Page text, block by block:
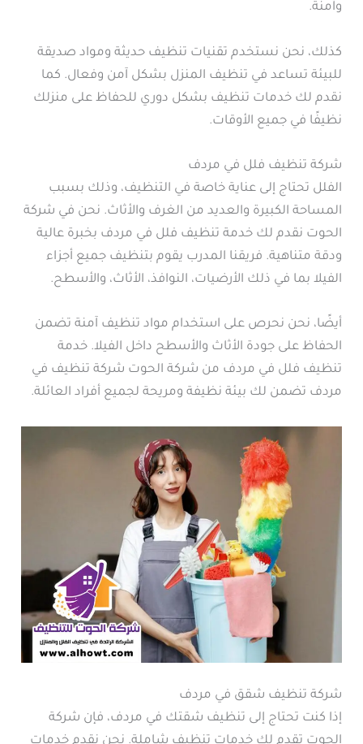
وآمنة.
كذلك، نحن نستخدم تقنيات تنظيف حديثة ومواد صديقة
للبيئة تساعد في تنظيف المنزل بشكل آمن وفعال. كما
نقدم لك خدمات تنظيف بشكل دوري للحفاظ على منزلك
نظيفًا في جميع الأوقات.
شركة تنظيف فلل في مردف
الفلل تحتاج إلى عناية خاصة في التنظيف، وذلك بسبب
المساحة الكبيرة والعديد من الغرف والأثاث. نحن في شركة
الحوت نقدم لك خدمة تنظيف فلل في مردف بخبرة عالية
ودقة متناهية. فريقنا المدرب يقوم بتنظيف جميع أجزاء
الفيلا بما في ذلك الأرضيات، النوافذ، الأثاث، والأسطح.
أيضًا، نحن نحرص على استخدام مواد تنظيف آمنة تضمن
الحفاظ على جودة الأثاث والأسطح داخل الفيلا. خدمة
تنظيف فلل في مردف من شركة الحوت شركة تنظيف في
مردف تضمن لك بيئة نظيفة ومريحة لجميع أفراد العائلة.
شركة تنظيف شقق في مردف
إذا كنت تحتاج إلى تنظيف شقتك في مردف، فإن شركة
الحوت تقدم لك خدمات تنظيف شاملة. نحن نقدم خدمات